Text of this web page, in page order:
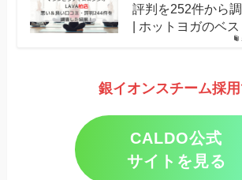
評判を252件から
| ホットヨガのベス
銀イオンスチーム採
CALDO公式
サイトを見る